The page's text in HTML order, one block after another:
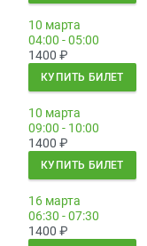
10 марта
04:00 - 05:00
1400 ₽
КУПИТЬ БИЛЕТ
10 марта
09:00 - 10:00
1400 ₽
КУПИТЬ БИЛЕТ
16 марта
06:30 - 07:30
1400 ₽